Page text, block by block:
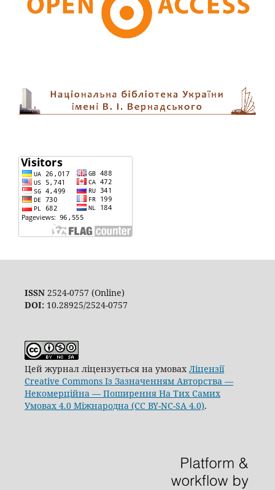
ISSN2524-0757 (Online)
DOI:10.28925/2524-0757
Цей журнал ліцензується на умовах Ліцензії
Creative Commons Із Зазначенням Авторства —
Некомерційна — Поширення На Тих Самих
Умовах 4.0 Міжнародна (CC BY-NC-SA 4.0).